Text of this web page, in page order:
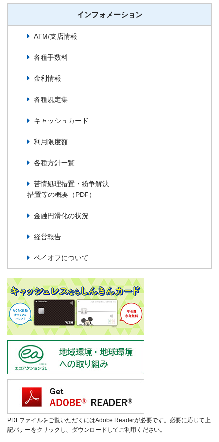
インフォメーション
ATM/支店情報
各種手数料
金利情報
各種規定集
キャッシュカード
利用限度額
各種方針一覧
苦情処理措置・紛争解決
措置等の概要（PDF）
金融円滑化の状況
経営報告
ペイオフについて
PDFファイルをご覧いただくにはAdobe Readerが必要です。必要に応じて上
記バナーをクリックし、ダウンロードしてご利用ください。